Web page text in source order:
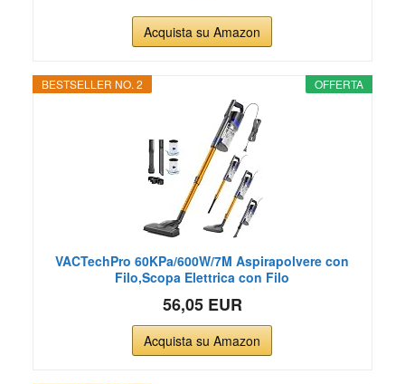
Acquista su Amazon
OFFERTA
BESTSELLER NO. 2
VACTechPro 60KPa/600W/7M Aspirapolvere con
Filo,Scopa Elettrica con Filo
56,05 EUR
Acquista su Amazon